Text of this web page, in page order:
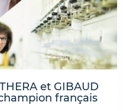
et GIBAUD
français